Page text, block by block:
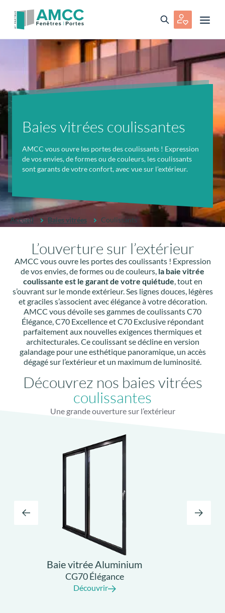
Baies vitrées coulissantes
AMCC vous ouvre les portes des coulissants ! Expression
de vos envies, de formes ou de couleurs, les coulissants
sont garants de votre confort, avec vue sur l’extérieur.
Accueil Baies vitrées Coulissants
L’ouverture sur l’extérieur
AMCC vous ouvre les portes des coulissants ! Expression
de vos envies, de formes ou de couleurs, la baie vitrée
coulissante est le garant de votre quiétude, tout en
s’ouvrant sur le monde extérieur. Ses lignes douces, légères
et graciles s’associent avec élégance à votre décoration.
AMCC vous dévoile ses gammes de coulissants C70
Élégance, C70 Excellence et C70 Exclusive répondant
parfaitement aux nouvelles exigences thermiques et
architecturales. Ce coulissant se décline en version
galandage pour une esthétique panoramique, un accès
dégagé sur l’extérieur et un maximum de luminosité.
Découvrez nos baies vitrées
coulissantes
Une grande ouverture sur l’extérieur
Baie vitrée Aluminium
CG70 Élégance
Découvrir